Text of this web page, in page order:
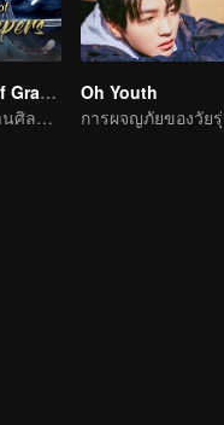
The Legend of Grave Keepers
สุสานลับ: ตำนานศิลปะการต่อสู้
Oh Youth